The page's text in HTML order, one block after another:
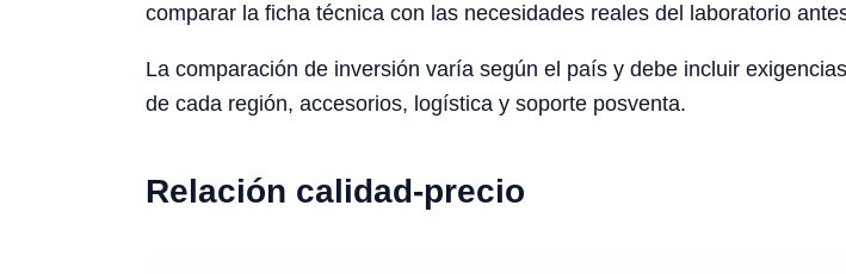
comparar la ficha técnica con las necesidades reales del laboratorio
La comparación de inversión varía según el país y debe incluir
de cada región, accesorios, logística y soporte posventa.
Relación calidad-precio